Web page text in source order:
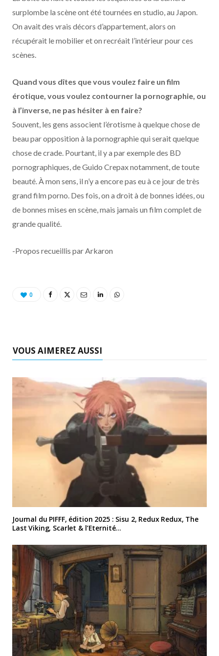
surplombe la scène ont été tournées en studio, au Japon.
On avait des vrais décors d’appartement, alors on
récupérait le mobilier et on recréait l’intérieur pour ces
scènes.
Quand vous dîtes que vous voulez faire un film
érotique, vous voulez contourner la pornographie, ou
à l’inverse, ne pas hésiter à en faire?
Souvent, les gens associent l’érotisme à quelque chose de
beau par opposition à la pornographie qui serait quelque
chose de crade. Pourtant, il y a par exemple des BD
pornographiques, de Guido Crepax notamment, de toute
beauté. À mon sens, il n’y a encore pas eu à ce jour de très
grand film porno. Des fois, on a droit à de bonnes idées, ou
de bonnes mises en scène, mais jamais un film complet de
grande qualité.
-Propos recueillis par Arkaron
0
VOUS AIMEREZ AUSSI
Journal du PIFFF, édition 2025 : Sisu 2, Redux Redux, The
Last Viking, Scarlet & l’Eternité…